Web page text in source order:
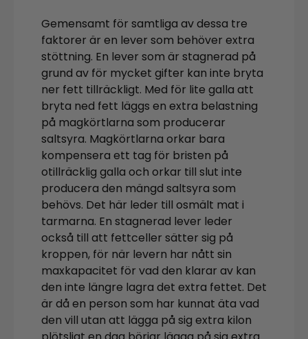
Gemensamt för samtliga av dessa tre
faktorer är en lever som behöver extra
stöttning. En lever som är stagnerad på
grund av för mycket gifter kan inte bryta
ner fett tillräckligt. Med för lite galla att
bryta ned fett läggs en extra belastning
på magkörtlarna som producerar
saltsyra. Magkörtlarna orkar bara
kompensera ett tag för bristen på
otillräcklig galla och orkar till slut inte
producera den mängd saltsyra som
behövs. Det här leder till osmält mat i
tarmarna. En stagnerad lever leder
också till att fettceller sätter sig på
kroppen, för när levern har nått sin
maxkapacitet för vad den klarar av kan
den inte längre lagra det extra fettet. Det
är då en person som har kunnat äta vad
den vill utan att lägga på sig extra kilon